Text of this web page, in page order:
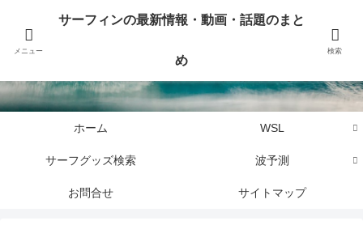
サーフィンに関するニュース・話題や最新情報を写真、画像、動画でまとめて
ホーム WSL
サーフグッズ検索 波予測
お問合せ サイトマップ
メニュー
サーフィンの最新情報・動画・話題のまと
め
検索